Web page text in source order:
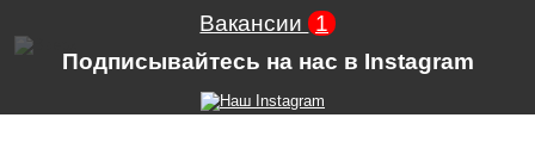
Вакансии 1
Подписывайтесь на нас в Instagram